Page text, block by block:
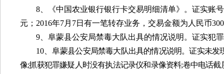
8 、《中国农业银行银行卡交易明细清单》。证实账
元； 2016年7月 7日有一笔转存业务，交易金额为人民币
9 、阜蒙县公安局禁毒大队出具的情况说明。证实
10 、阜蒙县公安局禁毒大队出具的情况说明。证实未发
像;抓获犯罪嫌疑人时没有执法记录仪和录像资料;卷中电话截